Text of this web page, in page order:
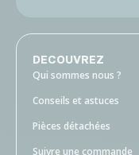
DECOUVREZ
Qui sommes nous ?
Conseils et astuces
Pièces détachées
Suivre une commande